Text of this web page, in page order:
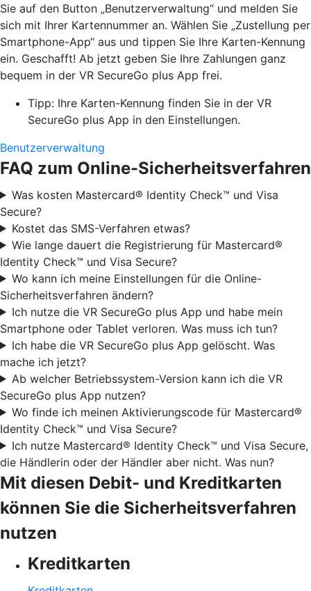
Sie auf den Button „Benutzerverwaltung“ und melden Sie
sich mit Ihrer Kartennummer an. Wählen Sie „Zustellung per
Smartphone-App“ aus und tippen Sie Ihre Karten-Kennung
ein. Geschafft! Ab jetzt geben Sie Ihre Zahlungen ganz
bequem in der VR SecureGo plus App frei.
Tipp: Ihre Karten-Kennung finden Sie in der VR
SecureGo plus App in den Einstellungen.
Benutzerverwaltung
FAQ zum Online-Sicherheitsverfahren
Was kosten Mastercard® Identity Check™ und Visa
Secure?
Kostet das SMS-Verfahren etwas?
Wie lange dauert die Registrierung für Mastercard®
Identity Check™ und Visa Secure?
Wo kann ich meine Einstellungen für die Online-
Sicherheitsverfahren ändern?
Ich nutze die VR SecureGo plus App und habe mein
Smartphone oder Tablet verloren. Was muss ich tun?
Ich habe die VR SecureGo plus App gelöscht. Was
mache ich jetzt?
Ab welcher Betriebssystem-Version kann ich die VR
SecureGo plus App nutzen?
Wo finde ich meinen Aktivierungscode für Mastercard®
Identity Check™ und Visa Secure?
Ich nutze Mastercard® Identity Check™ und Visa Secure,
die Händlerin oder der Händler aber nicht. Was nun?
Mit diesen Debit- und Kreditkarten
können Sie die Sicherheitsverfahren
nutzen
Kreditkarten